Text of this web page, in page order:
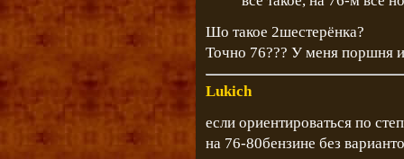
Шо такое 2шестерёнка?
Точно 76??? У меня поршня
Lukich
если ориентироваться по
на 76-80бензине без